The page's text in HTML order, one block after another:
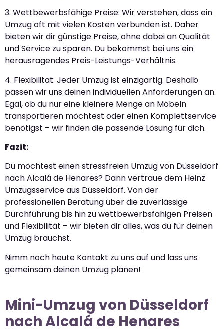
3. Wettbewerbsfähige Preise: Wir verstehen, dass ein
Umzug oft mit vielen Kosten verbunden ist. Daher
bieten wir dir günstige Preise, ohne dabei an Qualität
und Service zu sparen. Du bekommst bei uns ein
herausragendes Preis-Leistungs-Verhältnis.
4. Flexibilität: Jeder Umzug ist einzigartig. Deshalb
passen wir uns deinen individuellen Anforderungen an.
Egal, ob du nur eine kleinere Menge an Möbeln
transportieren möchtest oder einen Komplettservice
benötigst – wir finden die passende Lösung für dich.
Fazit:
Du möchtest einen stressfreien Umzug von Düsseldorf
nach Alcalá de Henares? Dann vertraue dem Heinz
Umzugsservice aus Düsseldorf. Von der
professionellen Beratung über die zuverlässige
Durchführung bis hin zu wettbewerbsfähigen Preisen
und Flexibilität – wir bieten dir alles, was du für deinen
Umzug brauchst.
Nimm noch heute Kontakt zu uns auf und lass uns
gemeinsam deinen Umzug planen!
Mini-Umzug von Düsseldorf
nach Alcalá de Henares